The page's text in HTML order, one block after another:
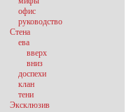
офис
руководство
Стена
ева
вверх
вниз
доспехи
клан
тени
Эксклюзив